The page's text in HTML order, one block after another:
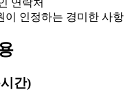
연락처
인정하는 경미한 사항
간)